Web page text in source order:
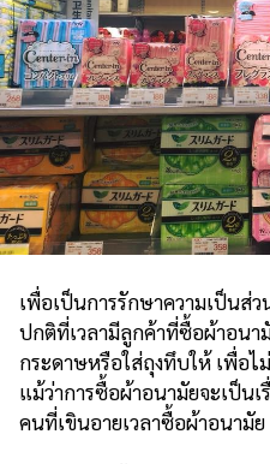
เพื่อเป็นการรักษาความเป็นส่
ปกติที่เวลามีลูกค้าที่ซื้อผ้าอน
กระดาษหรือใส่ถุงทึบให้ เพื่อไ
แม้ว่าการซื้อผ้าอนามัยจะเป็น
คนที่เขินอายเวลาซื้อผ้าอนามัย